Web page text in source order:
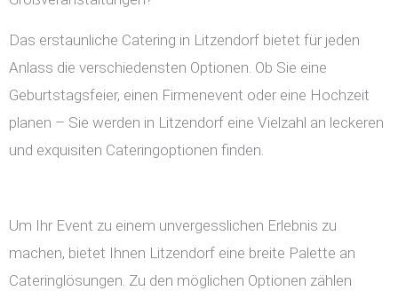
Das erstaunliche Catering in Litzendorf bietet für jeden
Anlass die verschiedensten Optionen. Ob Sie eine
Geburtstagsfeier, einen Firmenevent oder eine Hochzeit
planen – Sie werden in Litzendorf eine Vielzahl an leckeren
und exquisiten Cateringoptionen finden.
Um Ihr Event zu einem unvergesslichen Erlebnis zu
machen, bietet Ihnen Litzendorf eine breite Palette an
Cateringlösungen. Zu den möglichen Optionen zählen